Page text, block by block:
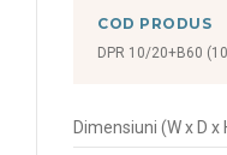
COD PRODUS
DPR 10/20+B60
Dimensiuni (W x D x